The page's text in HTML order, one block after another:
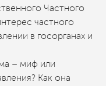
Частного
частного
в госорганах и
– миф или
Как она